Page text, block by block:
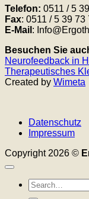
Telefon: 0511 / 5
Fax: 0511 / 5 39 73
E-Mail :
Besuchen Sie
Neurofeedback in
Therapeutisches
Created by Wimeta
Datenschutz
Impressum
Copyright 2026 ©